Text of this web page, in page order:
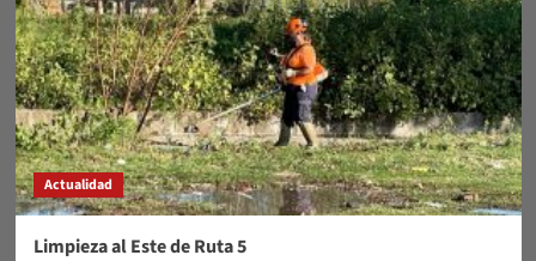
Actualidad
Limpieza al Este de Ruta 5